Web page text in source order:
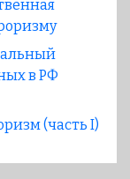
в РФ
(часть I)